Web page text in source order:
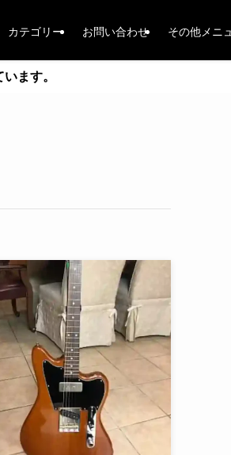
カテゴリー お問い合わせ その他メニ
ます。